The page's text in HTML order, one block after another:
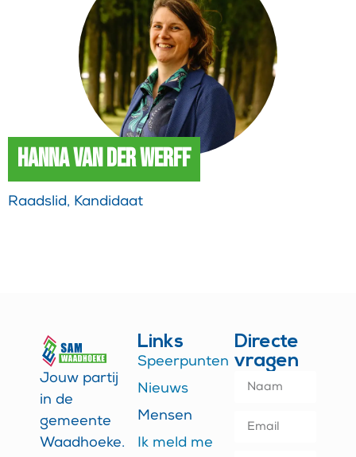
Hanna van der Werff
Raadslid, Kandidaat
Jouw partij
in de
gemeente
Waadhoeke.
Links
Speerpunten
Nieuws
Mensen
Ik meld me
Directe
vragen